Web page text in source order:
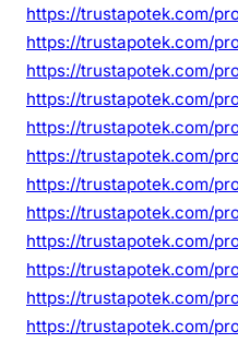
https://trustapotek.com/
https://trustapotek.com/
https://trustapotek.com/
https://trustapotek.com/
https://trustapotek.com/
https://trustapotek.com/
https://trustapotek.com/
https://trustapotek.com/
https://trustapotek.com/
https://trustapotek.com/
https://trustapotek.com/
https://trustapotek.com/